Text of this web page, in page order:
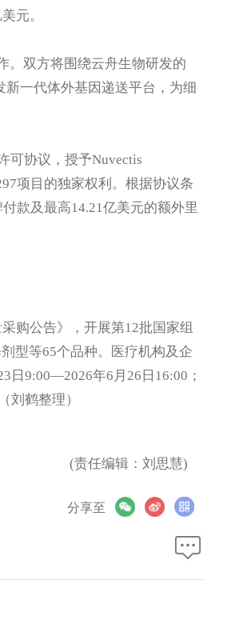
元。
。双方将围绕云舟生物研发的
一代体外基因递送平台，为细
可协议，授予Nuvectis
项目的独家权利。根据协议条
款及最高14.21亿美元的额外里
购公告》，开展第12批国家组
型等65个品种。医疗机构及企
日9:00—2026年6月26日16:00；
刘鹤整理）
(责任编辑：刘思慧)
分享至